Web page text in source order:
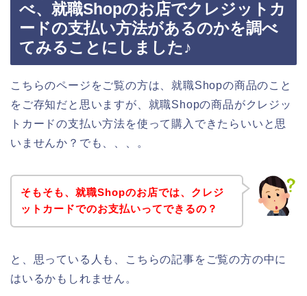
べ、就職Shopのお店でクレジットカ
ードの支払い方法があるのかを調べ
てみることにしました♪
こちらのページをご覧の方は、就職Shopの商品のこと
をご存知だと思いますが、就職Shopの商品がクレジッ
トカードの支払い方法を使って購入できたらいいと思
いませんか？でも、、、。
そもそも、就職Shopのお店では、クレジ
ットカードでのお支払いってできるの？
と、思っている人も、こちらの記事をご覧の方の中に
はいるかもしれません。